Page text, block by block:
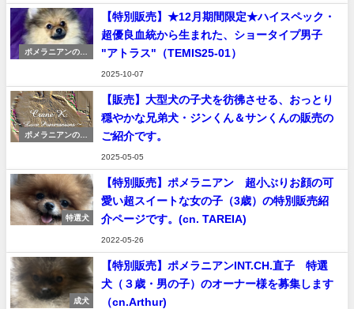
ポメラニアンの販
【特別販売】★12月期間限定★ハイスペック・
超優良血統から生まれた、ショータイプ男子
"アトラス"（TEMIS25-01）
2025-10-07
ポメラニアンの販
【販売】大型犬の子犬を彷彿させる、おっとり
穏やかな兄弟犬・ジンくん＆サンくんの販売の
ご紹介です。
2025-05-05
特選犬
【特別販売】ポメラニアン 超小ぶりお顔の可
愛い超スイートな女の子（3歳）の特別販売紹
介ページです。(cn. TAREIA)
2022-05-26
成犬
【特別販売】ポメラニアンINT.CH.直子 特選
犬（３歳・男の子）のオーナー様を募集します
（cn.Arthur)